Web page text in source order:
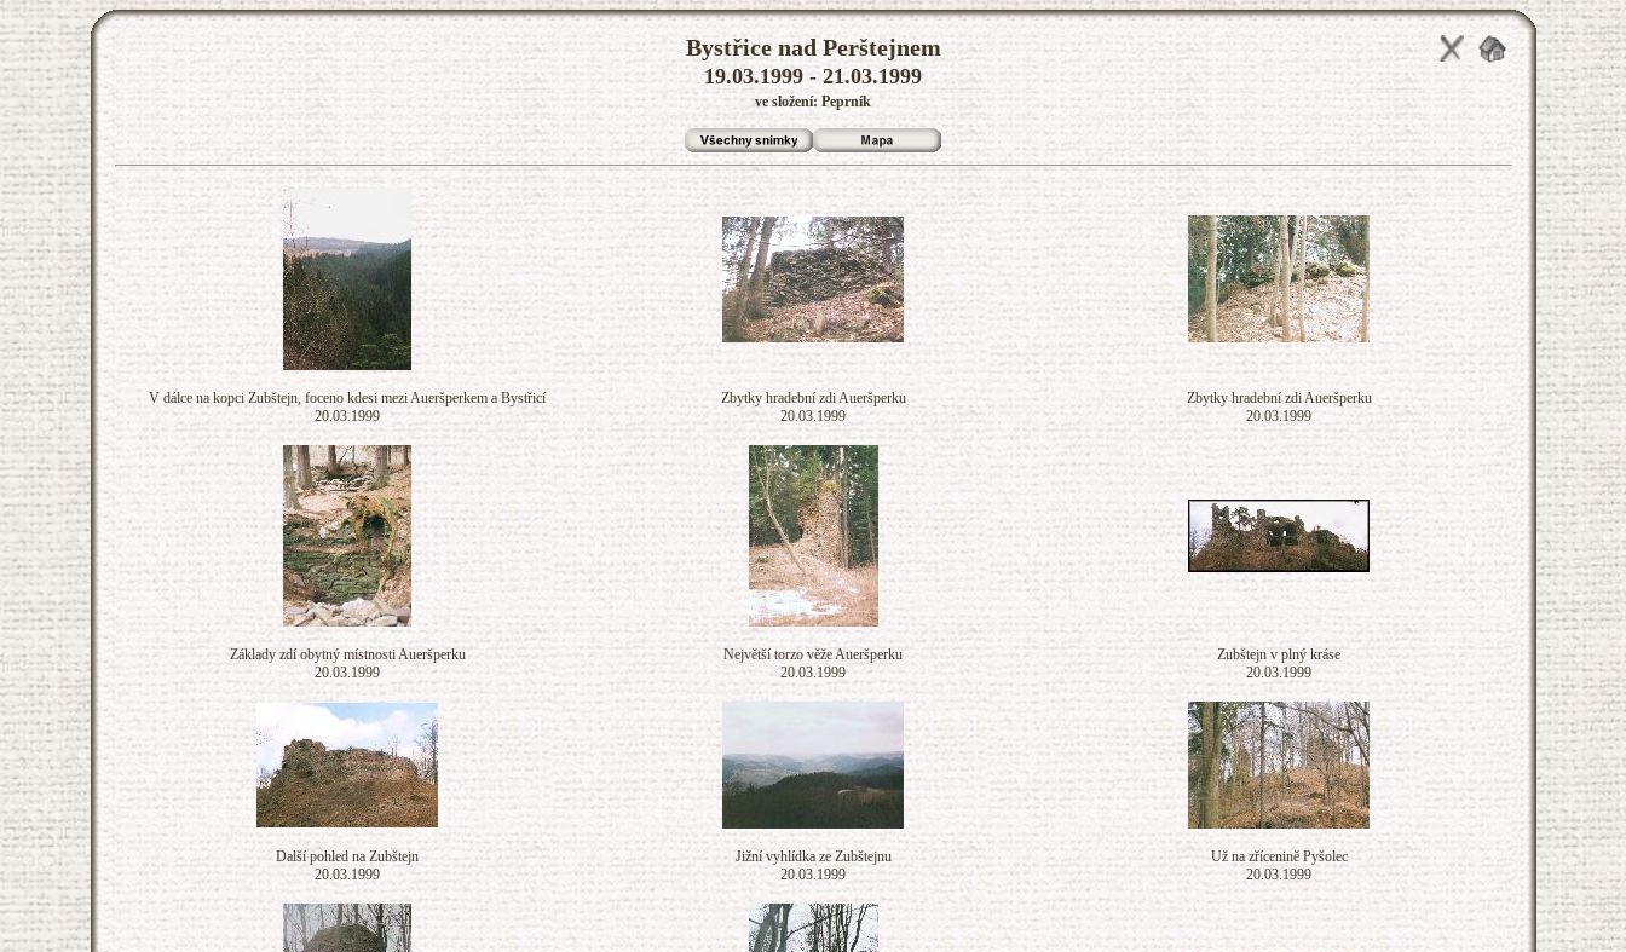
Bystřice nad Perštejnem
19.03.1999 - 21.03.1999
ve složení: Peprník
V dálce na kopci Zubštejn, foceno kdesi mezi Aueršperkem a Bystřicí
20.03.1999
Zbytky hradební zdi Aueršperku
20.03.1999
Zbytky hradební zdi Aueršperku
20.03.1999
Základy zdí obytný místnosti Aueršperku
20.03.1999
Největší torzo věže Aueršperku
20.03.1999
Zubštejn v plný kráse
20.03.1999
Další pohled na Zubštejn
20.03.1999
Jižní vyhlídka ze Zubštejnu
20.03.1999
Už na zřícenině Pyšolec
20.03.1999